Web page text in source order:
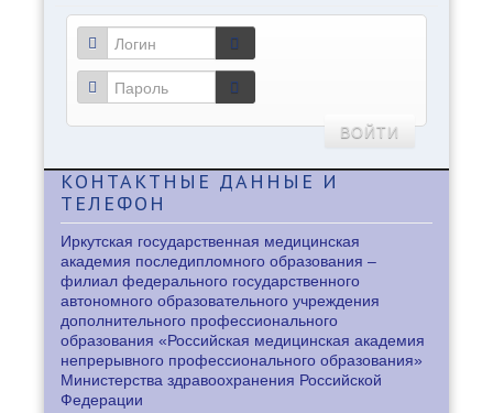
ВОЙТИ
КОНТАКТНЫЕ ДАННЫЕ И
ТЕЛЕФОН
Иркутская государственная медицинская
академия последипломного образования –
филиал федерального государственного
автономного образовательного учреждения
дополнительного профессионального
образования «Российская медицинская академия
непрерывного профессионального образования»
Министерства здравоохранения Российской
Федерации